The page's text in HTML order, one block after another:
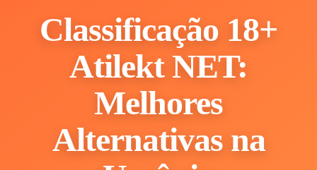
Classificação 18+
Atilekt NET:
Melhores
Alternativas na